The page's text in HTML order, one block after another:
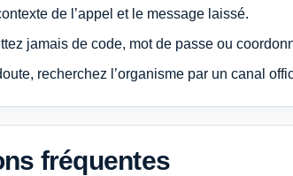
de l’appel et le message laissé.
jamais de code, mot de passe ou
recherchez l’organisme par un canal
fréquentes